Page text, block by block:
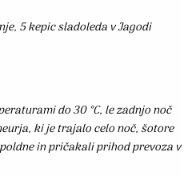
5 kepic sladoleda v Jagodi
do 30 °C, le zadnjo noč
ki je trajalo celo noč, šotore
in pričakali prihod prevoza v